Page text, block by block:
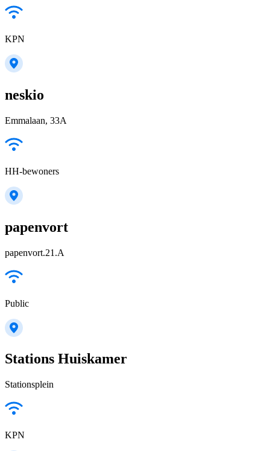
KPN
neskio
Emmalaan, 33A
HH-bewoners
papenvort
papenvort.21.A
Public
Stations Huiskamer
Stationsplein
KPN